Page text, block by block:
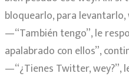
bloquearlo, para levantarlo,
—“También tengo”, le
apalabrado con ellos”,
—“¿Tienes Twitter, wey?”,